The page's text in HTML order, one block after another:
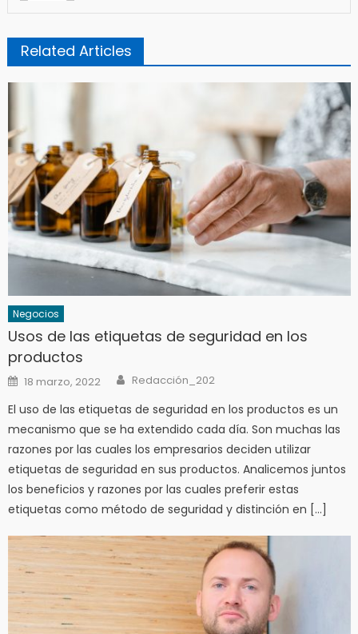
Related Articles
Negocios
Usos de las etiquetas de seguridad en los
productos
Posted
on
18 marzo, 2022 Author
Redacción_202
El uso de las etiquetas de seguridad en los productos es un
mecanismo que se ha extendido cada día. Son muchas las
razones por las cuales los empresarios deciden utilizar
etiquetas de seguridad en sus productos. Analicemos juntos
los beneficios y razones por las cuales preferir estas
etiquetas como método de seguridad y distinción en […]